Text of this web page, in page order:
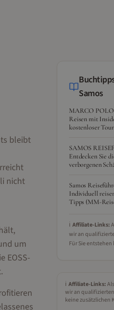
bleibt
nicht
um
EOSS-
Samos
MARCO POLO
Reisen mit
kostenloser
SAMOS
Entdecken Sie
verborgenen
Samos
Individuell
Tipps (MM-
ℹ️ Affiliate-Links:
wir an
Für Sie
ℹ️ Affiliate-Links:
wir an
keine zusätzlichen